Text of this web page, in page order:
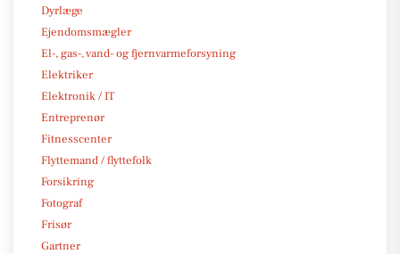
Dyrlæge
Ejendomsmægler
El-, gas-, vand- og fjernvarmeforsyning
Elektriker
Elektronik / IT
Entreprenør
Fitnesscenter
Flyttemand / flyttefolk
Forsikring
Fotograf
Frisør
Gartner